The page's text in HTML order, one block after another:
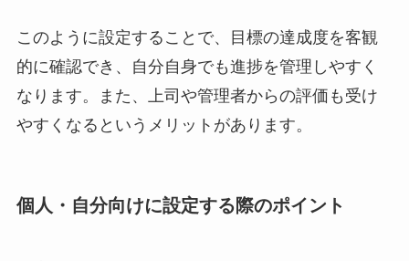
このように設定することで、目標の達成度を客観
的に確認でき、自分自身でも進捗を管理しやすく
なります。また、上司や管理者からの評価も受け
やすくなるというメリットがあります。
個人・自分向けに設定する際のポイント